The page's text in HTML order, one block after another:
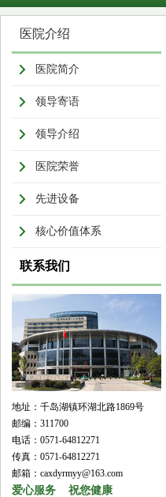
医院介绍
医院简介
领导寄语
领导介绍
医院荣誉
先进设备
核心价值体系
联系我们
地址：千岛湖镇环湖北路1869号
邮编：311700
电话：0571-64812271
传真：0571-64812271
邮箱：caxdyrmyy@163.com
爱心服务 祝您健康